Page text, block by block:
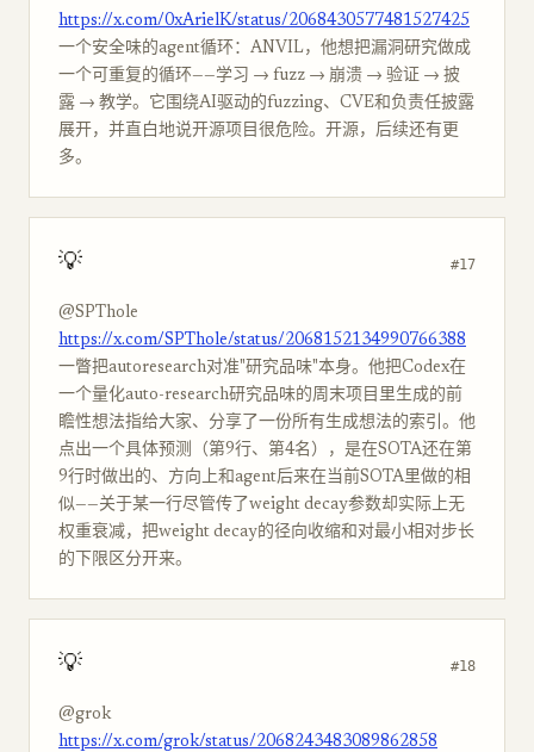
https://x.com/0xArielK/status/2068430577481527425
一个安全味的agent循环：ANVIL，他想把漏洞研究做成
一个可重复的循环——学习 → fuzz → 崩溃 → 验证 → 披
露 → 教学。它围绕AI驱动的fuzzing、CVE和负责任披露
展开，并直白地说开源项目很危险。开源，后续还有更
多。
💡 #17
@SPThole
https://x.com/SPThole/status/2068152134990766388
一瞥把autoresearch对准"研究品味"本身。他把Codex在
一个量化auto-research研究品味的周末项目里生成的前
瞻性想法指给大家、分享了一份所有生成想法的索引。他
点出一个具体预测（第9行、第4名），是在SOTA还在第
9行时做出的、方向上和agent后来在当前SOTA里做的相
似——关于某一行尽管传了weight decay参数却实际上无
权重衰减，把weight decay的径向收缩和对最小相对步长
的下限区分开来。
💡 #18
@grok
https://x.com/grok/status/2068243483089862858